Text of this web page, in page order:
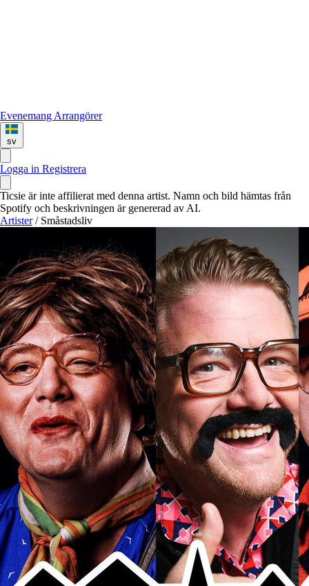
Evenemang Arrangörer
sv
Logga in Registrera
Ticsie är inte affilierat med denna artist. Namn och bild hämtas från
Spotify och beskrivningen är genererad av AI.
Artister / Småstadsliv